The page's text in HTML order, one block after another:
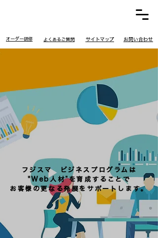
​オーダー研修 ​よくあるご質問 ​サイトマップ お問い合わせ
フジスマ ビジネスプログラムは
​"Web人材”を育成することで
​お客様の更なる発展をサポートします。